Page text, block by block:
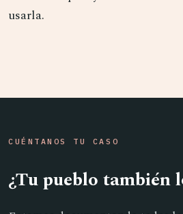
usarla.
CUÉNTANOS TU CASO
¿Tu pueblo también